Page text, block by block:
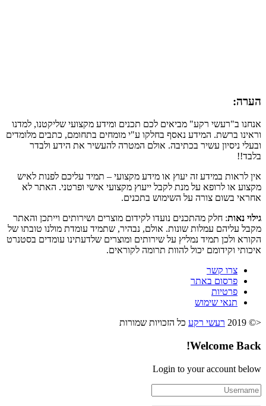
הערה:
אנחנו ב"רעשי רקע" מביאים לכם תכנים ומידע מקצועי שליקטנו, למדנו
וראינו ברשת. המידע נאסף בחלקו ע"י מומחים בתחומם, כתבים מלומדים
ובעלי ניסיון עשיר בכתיבה. אולם המטרה להעשיר את הידע ולבדר
בלבד!!
אין לראות במידע זה יעוץ או מידע מקצועי – תמיד עליכם לפנות לאיש
מקצוע או לרופא על מנת לקבל ייעוץ מקצועי אישי ופרטני. האתר לא
אחראי בשום צורה על השימוש בתכנים.
גילוי נאות: חלק מהתכנים נועדו לקידום מוצרים ושירותים וייתכן והאתר
מקבל עליהם עמלות שונות. אולם, נבהיר, שתמיד עומדת מולנו טובתו של
הקורא ולכן תמיד נמליץ על שירותים ומוצרים שלדעתינו עומדים בסטנרט
איכותי וקידומם יכול להוות תרומה לקוראים.
צרו קשר
פרסום באתר
פרטיות
תנאי שימוש
<© 2019
רעשי רקע כל הזכויות שמורות
Welcome Back!
Login to your account below